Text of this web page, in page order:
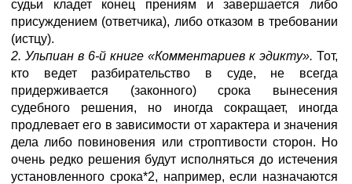
судьи кладет конец прениям и завершается либо
присуждением (ответчика), либо отказом в требовании
(истцу).
2. Ульпиан в 6-й книге «Комментариев к эдикту». Тот,
кто ведет разбирательство в суде, не всегда
придерживается (законного) срока вынесения
судебного решения, но иногда сокращает, иногда
продлевает его в зависимости от характера и значения
дела либо повиновения или строптивости сторон. Но
очень редко решения будут исполняться до истечения
установленного срока*2, например, если назначаются